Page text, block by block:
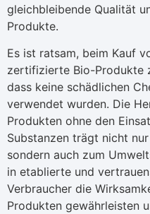
gleichbleibende Qualität
Produkte.
Es ist ratsam, beim Kauf
zertifizierte Bio-Produkte
dass keine schädlichen
verwendet wurden. Die
Produkten ohne den
Substanzen trägt nicht
sondern auch zum
in etablierte und
Verbraucher die
Produkten gewährleisten